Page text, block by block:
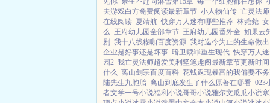
夫游戏白方免费阅读最新章节 小人物仙传 亡灵法
在线阅读 夏靖航 快穿万人迷有哪些推荐 林菀菀
么 王府幼儿园全部章节 王府幼儿园番外全 如果云
剧 我十八线糊咖百度资源 我对迄今为止的生命做
企业是好事还是坏事 暗卫赎罪重生现代 快穿万人
园2 我亡灵法师超爱美利坚笔趣阁最新章节更新时间
什么 离山剑宗百度百科 花钱返现暴富的我偏要不
陆先生九胞胎 离山到底发生了什么原著在哪看 023
者文学一号小说福利小说哥哥小说雅尔文瓜瓜小说